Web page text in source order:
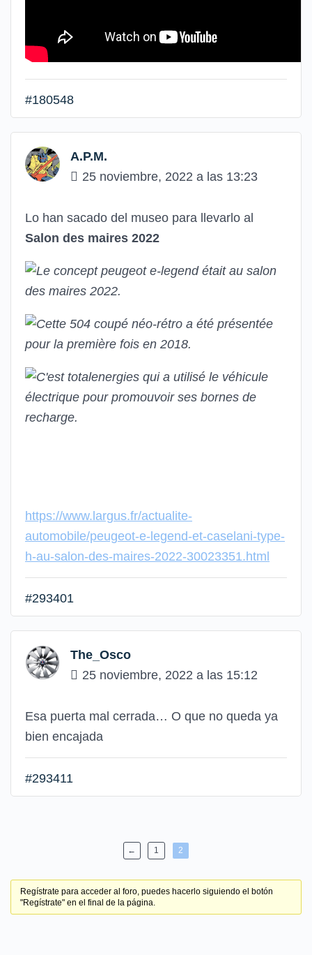
#180548
A.P.M.
25 noviembre, 2022 a las 13:23
Lo han sacado del museo para llevarlo al
Salon des maires 2022
https://www.largus.fr/actualite-
automobile/peugeot-e-legend-et-caselani-type-
h-au-salon-des-maires-2022-30023351.html
#293401
The_Osco
25 noviembre, 2022 a las 15:12
Esa puerta mal cerrada… O que no queda ya
bien encajada
#293411
← 1 2
Regístrate para acceder al foro, puedes hacerlo siguiendo el botón
"Regístrate" en el final de la página.